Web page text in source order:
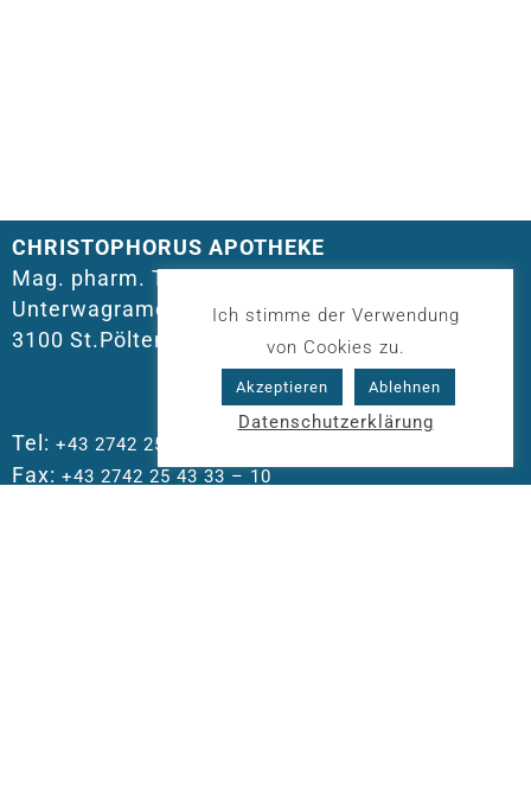
CHRISTOPHORUS APOTHEKE
Mag. pharm. Tscherny KG
Unterwagramer-Straße 34b
3100 St.Pölten-Wagram
Tel: +43 2742 25 43 33
Fax: +43 2742 25 43 33 – 10
Ich stimme der Verwendung
von Cookies zu.
Akzeptieren Ablehnen
Datenschutzerklärung